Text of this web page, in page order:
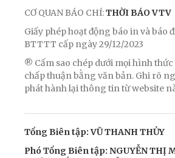
CƠ QUAN BÁO CHÍ:THỜI BÁO VTV
Giấy phép hoạt động báo in và báo
BTTTT cấp ngày 29/12/2023
® Cấm sao chép dưới mọi hình
chấp thuận bằng văn bản. Ghi rõ
phát hành lại thông tin từ website
Tổng Biên tập: VŨ THANH THỦY
Phó Tổng Biên tập: NGUYỄN THỊ